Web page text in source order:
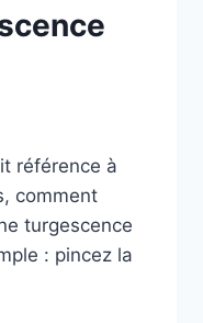
référence à
comment
turgescence
: pincez la